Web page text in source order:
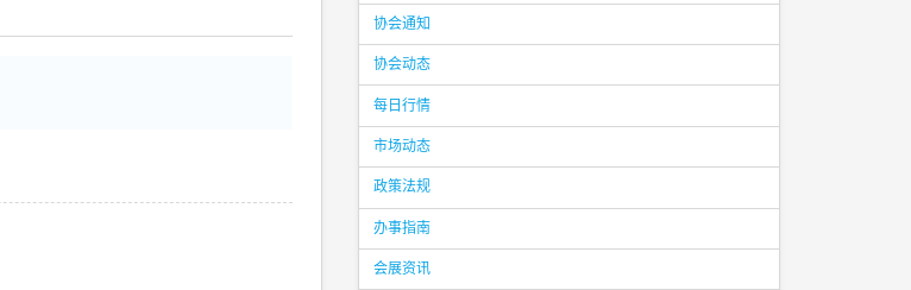
协会通知
协会动态
每日行情
市场动态
政策法规
办事指南
会展资讯